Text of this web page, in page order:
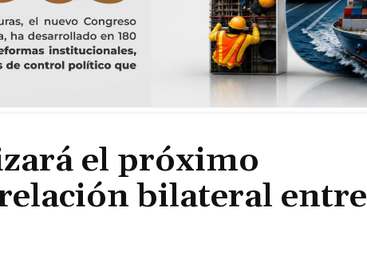
el próximo
bilateral entre